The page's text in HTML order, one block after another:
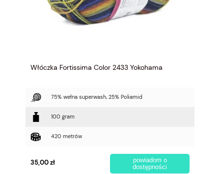
Włóczka Fortissima Color 2433 Yokohama
75% wełna superwash, 25% Poliamid
100 gram
420 metrów
35,00 zł
powiadom o
dostępności